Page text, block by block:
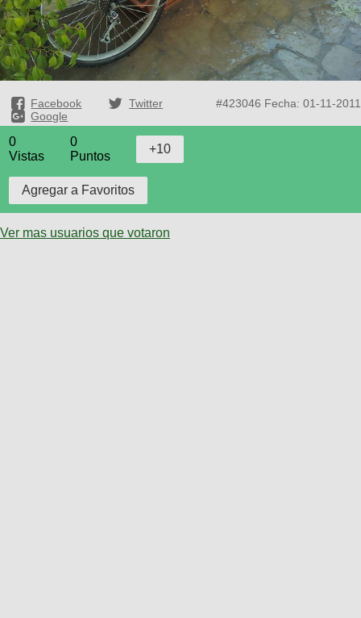
Facebook
Twitter
Google
#423046 Fecha: 01-11-2011
0
Vistas
0
Puntos
Ver mas usuarios que votaron